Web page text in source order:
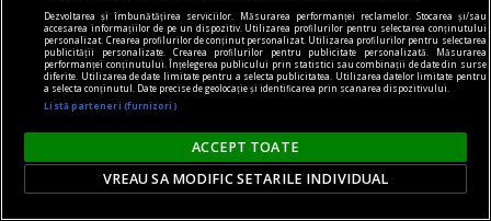
Dezvoltarea și îmbunătățirea serviciilor. Măsurarea performanței reclamelor. Stocarea și/sau
accesarea informațiilor de pe un dispozitiv. Utilizarea profilurilor pentru selectarea conținutului
personalizat. Crearea profilurilor de conținut personalizat. Utilizarea profilurilor pentru selectarea
publicității personalizate. Crearea profilurilor pentru publicitate personalizată. Măsurarea
performanței conținutului. Înțelegerea publicului prin statistici sau combinații de date din surse
diferite. Utilizarea de date limitate pentru a selecta publicitatea. Utilizarea datelor limitate pentru
a selecta conținutul. Date precise de geolocație și identificarea prin scanarea dispozitivului.
Listă parteneri (furnizori)
ACCEPT TOATE
VREAU SA MODIFIC SETARILE INDIVIDUAL